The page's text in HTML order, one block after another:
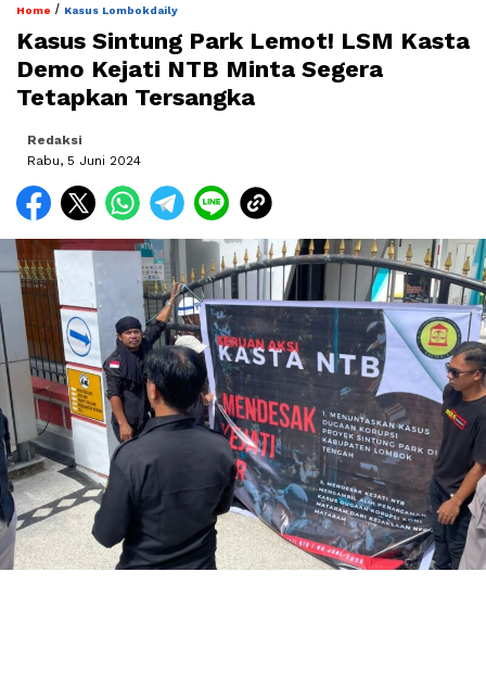
Home / Kasus Lombokdaily
Kasus Sintung Park Lemot! LSM Kasta
Demo Kejati NTB Minta Segera
Tetapkan Tersangka
Redaksi
Rabu, 5 Juni 2024